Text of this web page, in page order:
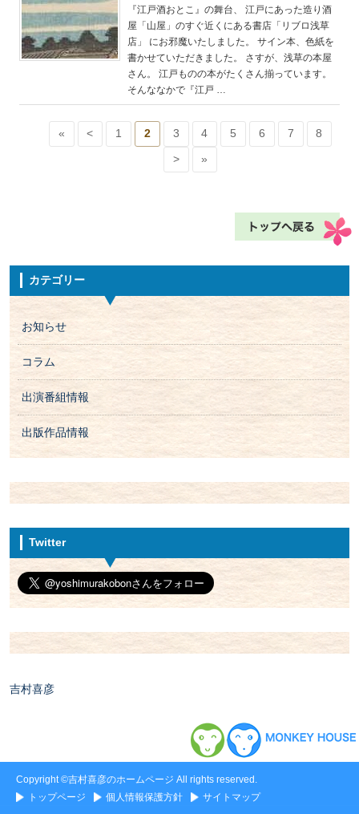
『江戸酒おとこ』の舞台、 江戸にあった造り酒
屋「山屋」のすぐ近くにある書店「リブロ浅草
店」 にお邪魔いたしました。 サイン本、色紙を
書かせていただきました。 さすが、浅草の本屋
さん。 江戸ものの本がたくさん揃っています。
そんななかで『江戸 …
« < 1 2 3 4 5 6 7 8
> »
カテゴリー
お知らせ
コラム
出演番組情報
出版作品情報
Twitter
吉村喜彦
Copyright ©吉村喜彦のホームページ All rights reserved.
トップページ
個人情報保護方針 サイトマップ